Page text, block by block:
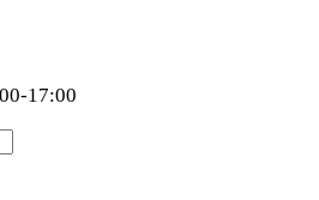
17:00